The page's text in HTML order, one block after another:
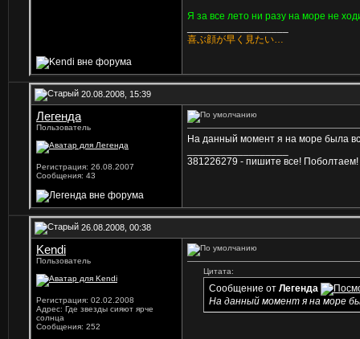
Я за все лето ни разу на море не
喜ぶ顔が早く見たい…
20.08.2008, 15:39
Легенда
Пользователь
Регистрация: 26.08.2007
Сообщения: 43
На данный момент я на море была
381226279 - пишите все! Поболтаем!
26.08.2008, 00:38
Kendi
Пользователь
Регистрация: 02.02.2008
Адрес: Где звезды сияют ярче
солнца
Сообщения: 252
Цитата:
Сообщение от Легенда
На данный момент я на море